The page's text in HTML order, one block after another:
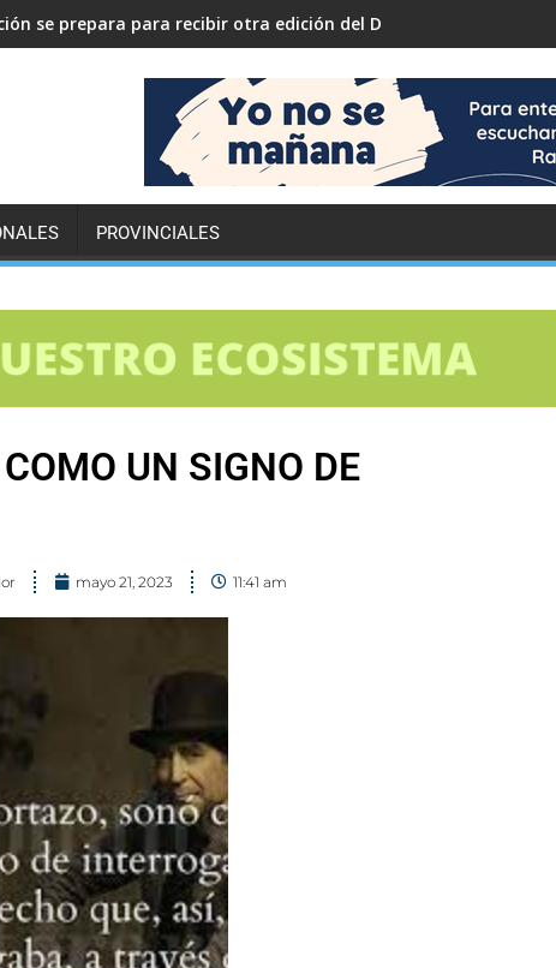
se prepara para recibir otra edición del Desafío ECO YPF
PROVINCIALES
UN SIGNO DE
mayo 21, 2023 11:41 am